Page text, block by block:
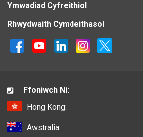
Ymwadiad Cyfreithiol
Rhwydwaith Cymdeithasol
Ffoniwch Ni:
Hong Kong:
Awstralia: